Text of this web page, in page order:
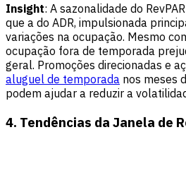
Insight: A sazonalidade do
que a do ADR, impulsionada
variações na ocupação. Mesmo
ocupação fora de temporada
geral. Promoções direcionadas e
aluguel de temporada nos meses
podem ajudar a reduzir a
4. Tendências da Janela de